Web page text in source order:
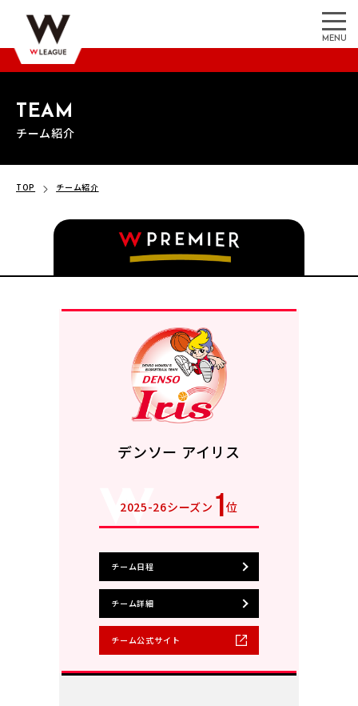
MENU
TEAM
チーム紹介
TOP チーム紹介
デンソー アイリス
2025-26シーズン 1位
チーム日程
チーム詳細
チーム公式サイト